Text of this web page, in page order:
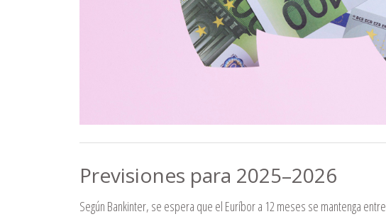
Previsiones para 2025–2026
Según Bankinter, se espera que el Euríbor a 12 meses se mantenga entre